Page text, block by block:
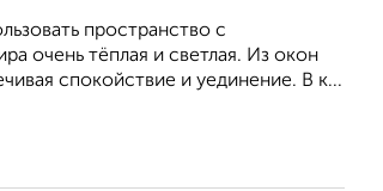
пространство с
очень тёплая и светлая. Из окон
спокойствие и уединение. В к...